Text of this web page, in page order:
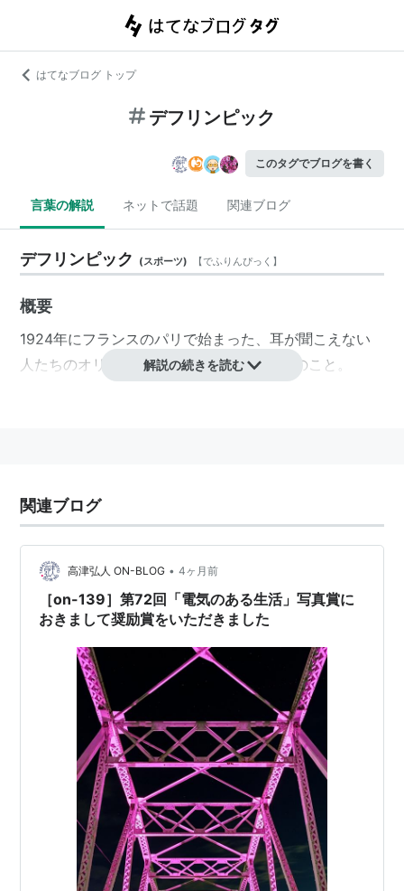
はてなブログ トップ
デフリンピック
このタグでブログを書く
言葉の解説 ネットで話題 関連ブログ
デフリンピック (スポーツ) 【でふりんぴっく 】
概要
1924年にフランスのパリで始まった、耳が聞こえない
人たちのオリンピック、世界聾者競技大会のこと。
名称の由来
第19回大会（2001年・ローマ）からIOC（国際オリンピ
ック委員会）の承認を受けて、名称をデフリンピックに
変更しました。デフリンピックとは、英語deaf（聾（ろ
う）、耳が聞こえない）とolympic(オリンピック）を合
成した言葉です。
パラリンピックとの違い
聴覚障害者は他の障害に比べて身体能力が高いことか
ら、パラリンピックへの出場が認められていません。そ
のため、デフリンピックがあるわけです。
オリンピック
パラリンピック
解説の続きを読む
関連ブログ
高津弘人 ON-BLOG • 4ヶ月前
［on-139］第72回「電気のある生活」写真賞に
おきまして奨励賞をいただきました